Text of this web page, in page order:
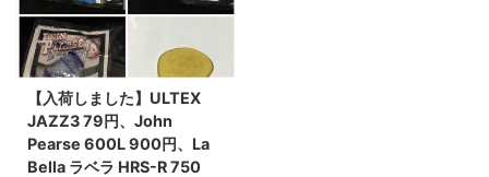
【入荷しました】ULTEX
JAZZ3 79円、John
Pearse 600L 900円、La
Bella ラベラ HRS-R 750